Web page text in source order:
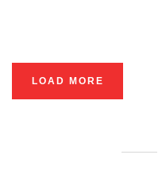
LOAD MORE